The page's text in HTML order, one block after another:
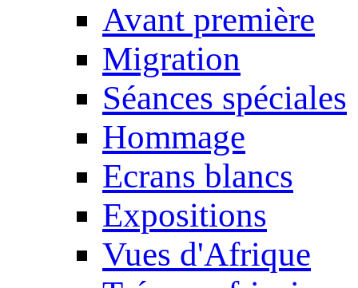
Avant première
Migration
Séances spéciales
Hommage
Ecrans blancs
Expositions
Vues d'Afrique